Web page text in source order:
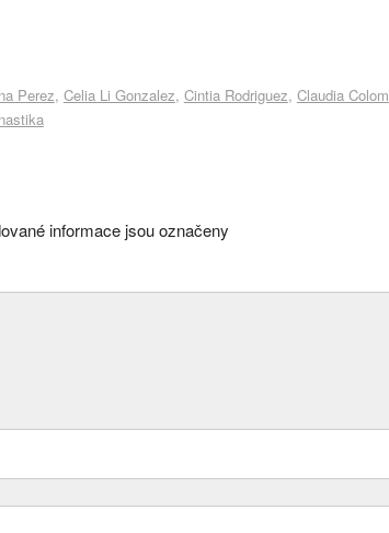
Perez, Celia Li Gonzalez, Cintia Rodriguez, Claudia Colom
informace jsou označeny